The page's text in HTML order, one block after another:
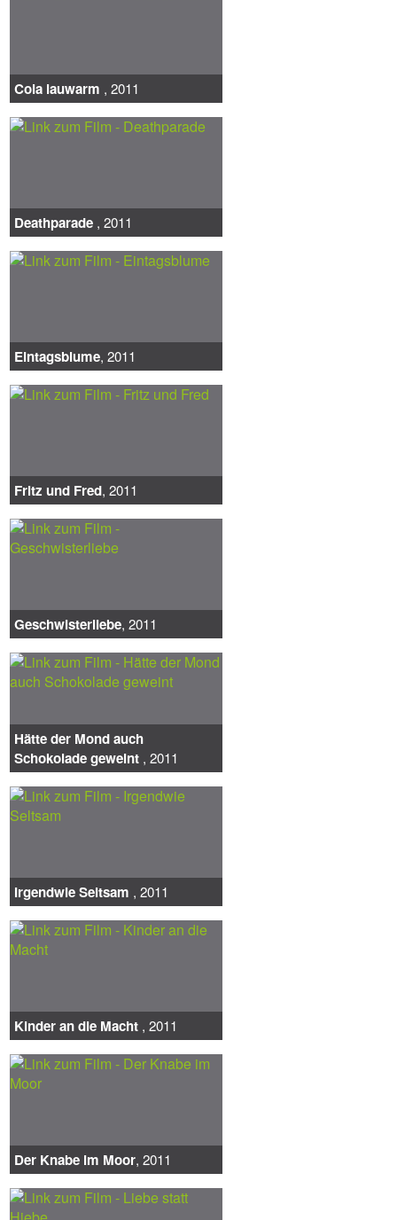
Cola lauwarm , 2011
Deathparade , 2011
Eintagsblume, 2011
Fritz und Fred, 2011
Geschwisterliebe, 2011
Hätte der Mond auch
Schokolade geweint , 2011
Irgendwie Seltsam , 2011
Kinder an die Macht , 2011
Der Knabe im Moor, 2011